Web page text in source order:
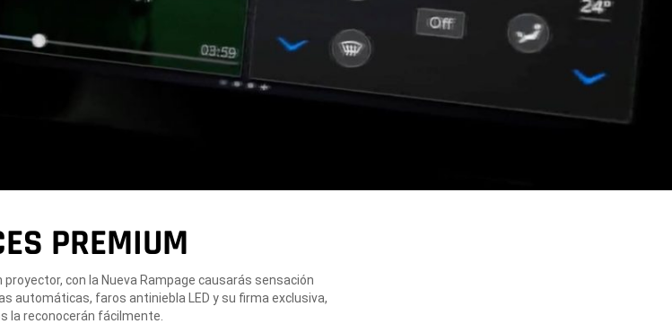
PREMIUM
proyector, con la Nueva Rampage causarás sensación
automáticas, faros antiniebla LED y su firma exclusiva,
la reconocerán fácilmente.